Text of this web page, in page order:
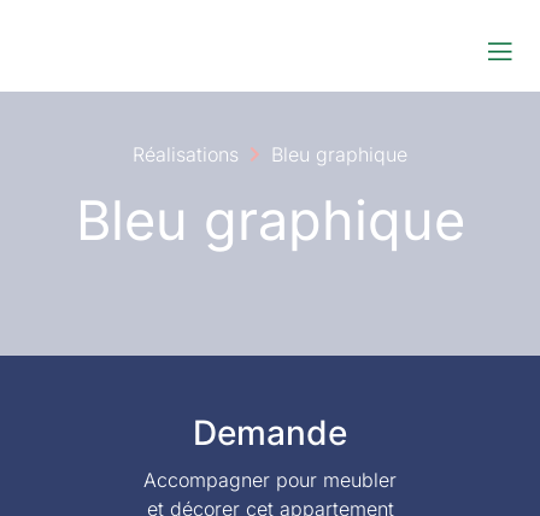
Réalisations Bleu graphique
Bleu graphique
Demande
Accompagner pour meubler
et décorer cet appartement